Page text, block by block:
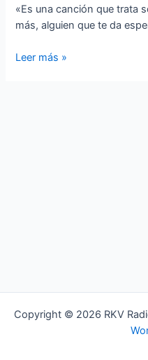
«Es una canción que trata
más, alguien que te da
Dark
Leer más »
Copyright © 2026 RKV